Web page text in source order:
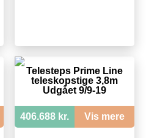
Telesteps Prime Line
teleskopstige 3,8m
Udgået 9/9-19
406.688 kr. Vis mere